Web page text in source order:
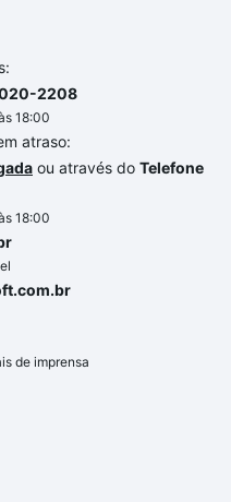
2208
18:00
atraso:
ou através do Telefone
18:00
de imprensa